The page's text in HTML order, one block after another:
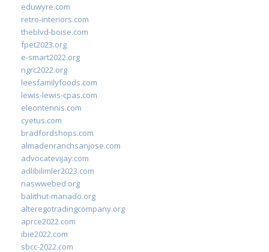
eduwyre.com
retro-interiors.com
theblvd-boise.com
fpet2023.org
e-smart2022.org
ngrc2022.org
leesfamilyfoods.com
lewis-lewis-cpas.com
eleontennis.com
cyetus.com
bradfordshops.com
almadenranchsanjose.com
advocatevijay.com
adlibilimler2023.com
naswwebed.org
balithut-manado.org
alteregotradingcompany.org
aprce2022.com
ibie2022.com
sbcc-2022.com